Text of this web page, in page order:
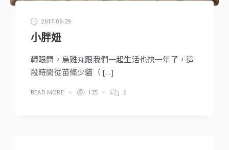
2017-09-29
小胖妞
轉眼間，烏雞丸跟我們一起生活也快一年了，這
段時間從苗條少貓（ […]
READ MORE 125 0